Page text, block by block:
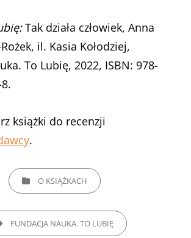
Tak działa człowiek, Anna
il. Kasia Kołodziej,
To Lubię, 2022, ISBN: 978-
książki do recenzji
.
CATEGORIESO KSIĄŻKACH
FUNDACJA NAUKA. TO LUBIĘ